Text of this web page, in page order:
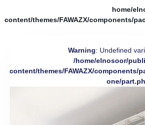
/home/
content/themes/FAWAZX/components/
Warning: Undefined
/home/elnosoor/
content/themes/FAWAZX/components/
one/